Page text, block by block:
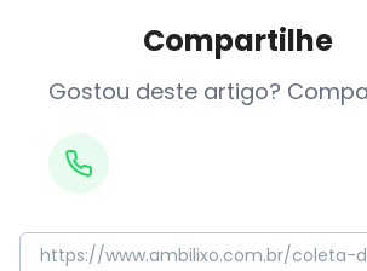
Compartilhe
Gostou deste artigo?